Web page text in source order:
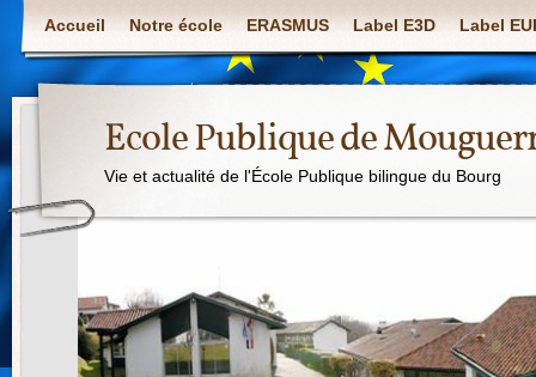
Accueil Notre école ERASMUS Label E3D Label
Ecole Publique de
Vie et actualité de l'École Publique bilingue du Bourg